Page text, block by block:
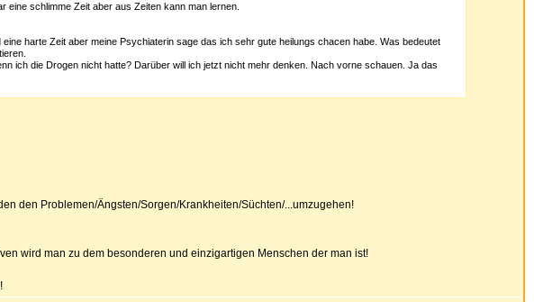
schlimme Zeit aber aus Zeiten kann man lernen.
harte Zeit aber meine Psychiaterin sage das ich sehr gute heilungs chacen habe. Was bedeutet
ich die Drogen nicht hatte? Darüber will ich jetzt nicht mehr denken. Nach vorne schauen. Ja das
den Problemen/Ängsten/Sorgen/Krankheiten/Süchten/...umzugehen!
wird man zu dem besonderen und einzigartigen Menschen der man ist!